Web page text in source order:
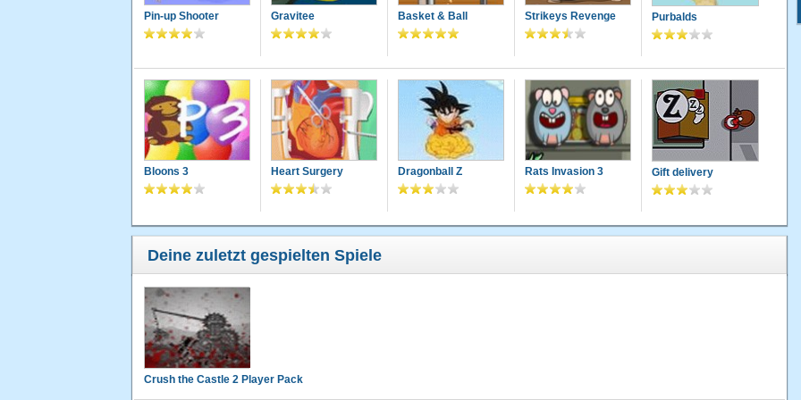
Pin-up Shooter Gravitee Basket & Ball Strikeys Revenge Purbalds
Bloons 3 Heart Surgery Dragonball Z Rats Invasion 3 Gift delivery
Deine zuletzt gespielten Spiele
Crush the Castle 2 Player Pack